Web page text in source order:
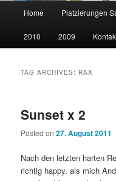
Home Platzierungen
2010 2009
TAG ARCHIVES: RAX
Sunset x 2
Posted on27. August 2011
Nach den letzten harten
richtig happy, als mich